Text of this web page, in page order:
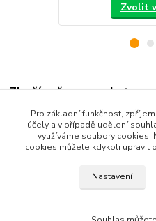
Zvolit
Zboží zařazeno v
Dětské oblečení
Dětské kalhoty
Pro základní funkčnost,
účely a v případě udělení
využíváme soubory cookies.
cookies můžete kdykoli upravit
Nastavení